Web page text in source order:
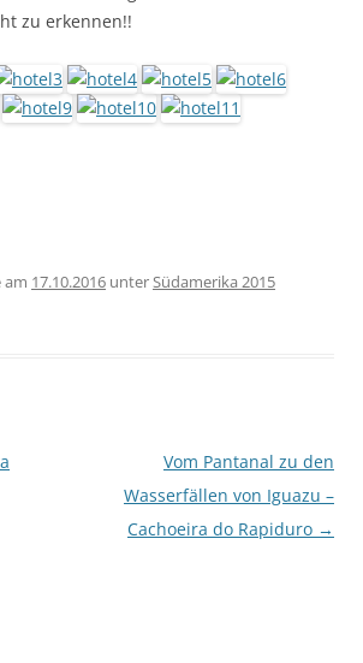
zu erkennen!!
am 17.10.2016 unterSüdamerika 2015
Vom Pantanal zu den
Wasserfällen von Iguazu –
Cachoeira do Rapiduro →